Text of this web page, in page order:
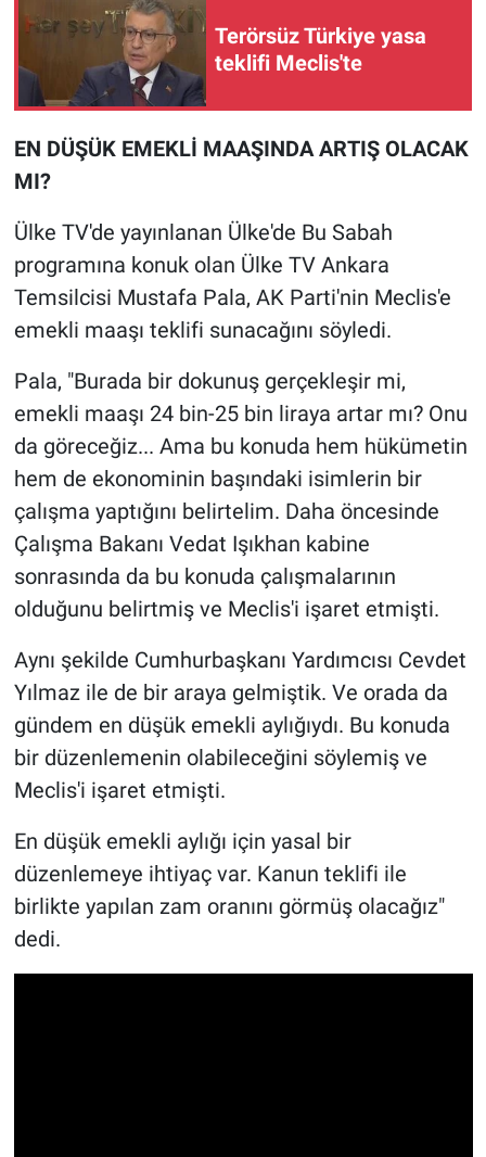
Terörsüz Türkiye yasa
teklifi Meclis'te
EN DÜŞÜK EMEKLİ MAAŞINDA ARTIŞ OLACAK
MI?
Ülke TV'de yayınlanan Ülke'de Bu Sabah
programına konuk olan Ülke TV Ankara
Temsilcisi Mustafa Pala, AK Parti'nin Meclis'e
emekli maaşı teklifi sunacağını söyledi.
Pala, "Burada bir dokunuş gerçekleşir mi,
emekli maaşı 24 bin-25 bin liraya artar mı? Onu
da göreceğiz... Ama bu konuda hem hükümetin
hem de ekonominin başındaki isimlerin bir
çalışma yaptığını belirtelim. Daha öncesinde
Çalışma Bakanı Vedat Işıkhan kabine
sonrasında da bu konuda çalışmalarının
olduğunu belirtmiş ve Meclis'i işaret etmişti.
Aynı şekilde Cumhurbaşkanı Yardımcısı Cevdet
Yılmaz ile de bir araya gelmiştik. Ve orada da
gündem en düşük emekli aylığıydı. Bu konuda
bir düzenlemenin olabileceğini söylemiş ve
Meclis'i işaret etmişti.
En düşük emekli aylığı için yasal bir
düzenlemeye ihtiyaç var. Kanun teklifi ile
birlikte yapılan zam oranını görmüş olacağız"
dedi.